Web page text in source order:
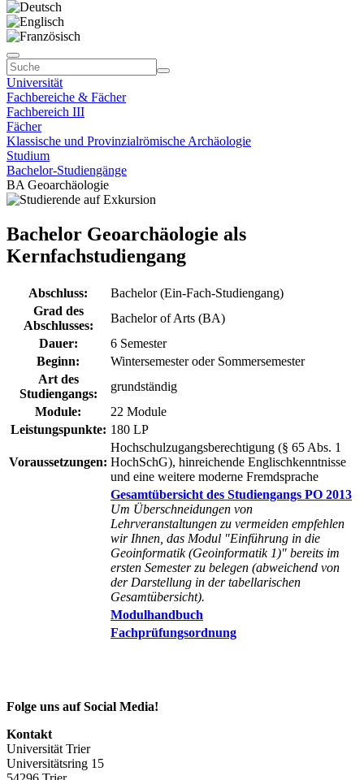
Universität
Fachbereiche & Fächer
Fachbereich III
Fächer
Klassische und Provinzialrömische Archäologie
Studium
Bachelor-Studiengänge
BA Geoarchäologie
Bachelor Geoarchäologie als
Kernfachstudiengang
Abschluss:
Bachelor (Ein-Fach-Studiengang)
Grad des
Abschlusses:
Bachelor of Arts (BA)
Dauer:
6 Semester
Beginn:
Wintersemester oder Sommersemester
Art des
Studiengangs:
grundständig
Module:
22 Module
Leistungspunkte: 180 LP
Voraussetzungen:
Hochschulzugangsberechtigung (§ 65 Abs. 1
HochSchG), hinreichende Englischkenntnisse
und eine weitere moderne Fremdsprache
Gesamtübersicht des Studiengangs PO 2013
Um Überschneidungen von
Lehrveranstaltungen zu vermeiden empfehlen
wir Ihnen, das Modul "Einführung in die
Geoinformatik (Geoinformatik 1)" bereits im
ersten Semester zu belegen (abweichend von
der Darstellung in der tabellarischen
Gesamtübersicht).
Modulhandbuch
Fachprüfungsordnung
Folge uns auf Social Media!
Kontakt
Universität Trier
Universitätsring 15